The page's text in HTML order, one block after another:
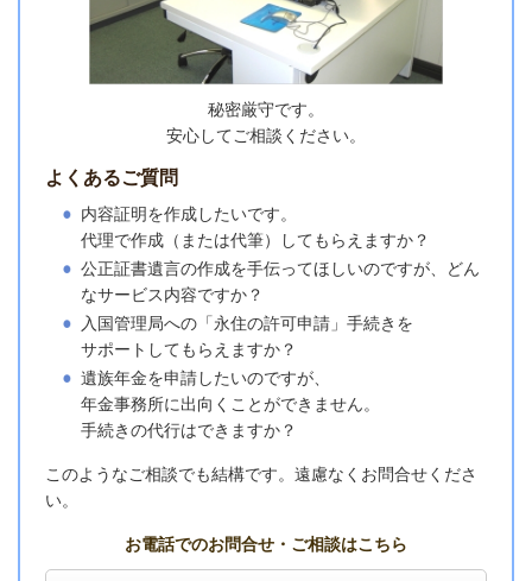
秘密厳守です。
安心してご相談ください。
よくあるご質問
内容証明を作成したいです。
代理で作成（または代筆）してもらえますか？
公正証書遺言の作成を手伝ってほしいのですが、どん
なサービス内容ですか？
入国管理局への「永住の許可申請」手続きを
サポートしてもらえますか？
遺族年金を申請したいのですが、
年金事務所に出向くことができません。
手続きの代行はできますか？
このようなご相談でも結構です。遠慮なく お問合せくださ
い。
お電話でのお問合せ・ご相談はこちら